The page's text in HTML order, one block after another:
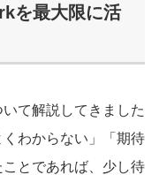
を最大限に活
て解説してきました
わからない」「期待
とであれば、少し待